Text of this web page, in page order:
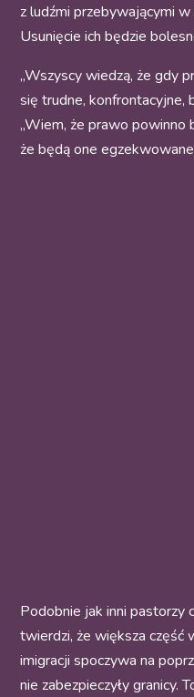
z ludźmi przebywającymi
Usunięcie ich będzie
„Wszyscy wiedzą, że gdy
się trudne, konfrontacyjne,
„Wiem, że prawo powinno
że będą one
Podobnie jak inni pastorzy
twierdzi, że większa część
imigracji spoczywa na
nie zabezpieczyły granicy.